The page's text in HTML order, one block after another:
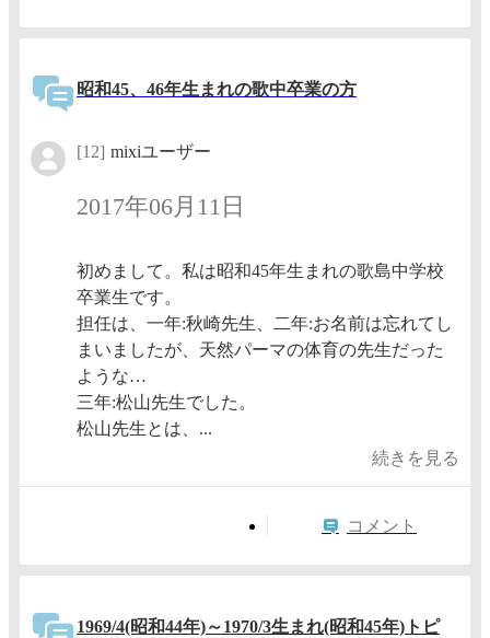
昭和45、46年生まれの歌中卒業の方
[12] mixiユーザー
2017年06月11日
初めまして。私は昭和45年生まれの歌島中学校
卒業生です。
担任は、一年:秋崎先生、二年:お名前は忘れてし
まいましたが、天然パーマの体育の先生だった
ような…
三年:松山先生でした。
松山先生とは、...
続きを見る
コメント
1969/4(昭和44年)～1970/3生まれ(昭和45年)トピ